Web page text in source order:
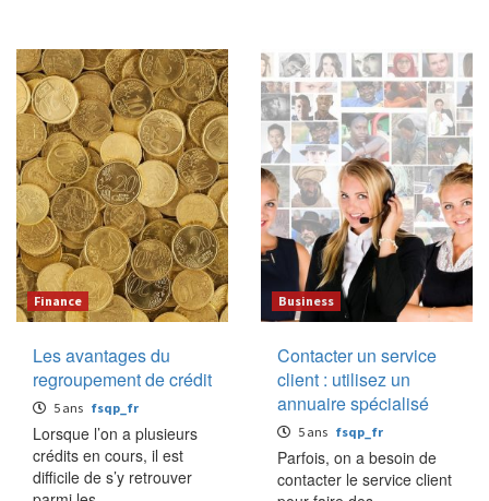
Finance
Les avantages du
regroupement de crédit
5 ans fsqp_fr
Lorsque l’on a plusieurs
crédits en cours, il est
difficile de s’y retrouver
Business
Contacter un service
client : utilisez un
annuaire spécialisé
5 ans fsqp_fr
Parfois, on a besoin de
contacter le service client